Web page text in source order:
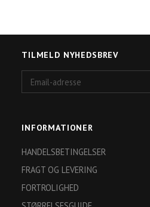
TILMELD NYHEDSBREV
adresse
INFORMATIONER
HANDELSBETINGELSER
FRAGT OG LEVERING
FORTROLIGHED